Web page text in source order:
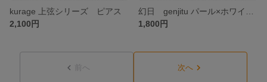
kurage 上弦シリーズ ピアス
2,100円
1,800円
前へ 次へ